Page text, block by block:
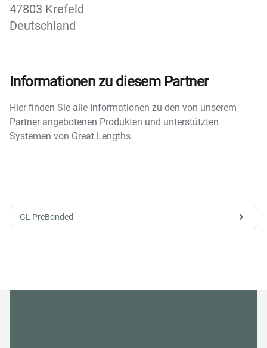
47803 Krefeld
Deutschland
Informationen zu diesem Partner
Hier finden Sie alle Informationen zu den von unserem
Partner angebotenen Produkten und unterstützten
Systemen von Great Lengths.
GL PreBonded